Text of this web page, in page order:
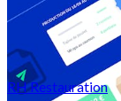
RH Restauration